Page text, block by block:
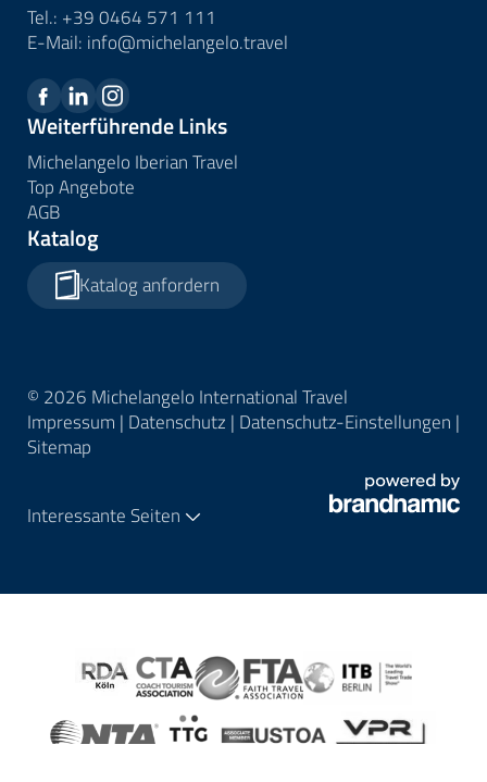
Tel.: +39 0464 571 111
E-Mail: info@michelangelo.travel
Weiterführende Links
Michelangelo Iberian Travel
Top Angebote
AGB
Katalog
Katalog anfordern
© 2026 Michelangelo International Travel
Impressum | Datenschutz | Datenschutz-Einstellungen |
Sitemap
Interessante Seiten